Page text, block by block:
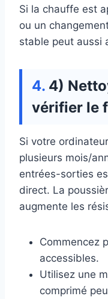
Si la chauffe est
ou un
stable peut aussi
4)
vérifier le
Si votre
plusieurs mois/
entrées-sorties
direct. La
augmente les
Commencez
accessibles.
Utilisez une
comprimé